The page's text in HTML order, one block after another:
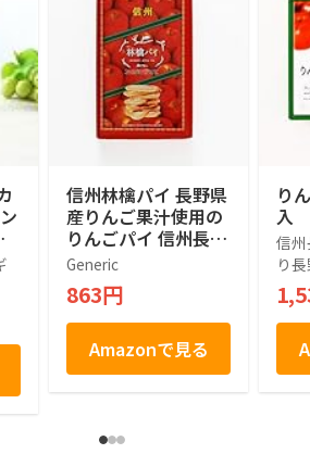
信州林檎パイ 長野県
産りんご果汁使用の
りんごパイ 信州長野
のお土産 (1箱, 10個
入)
Generic
863円
Amazonで見る
り
入
信
り